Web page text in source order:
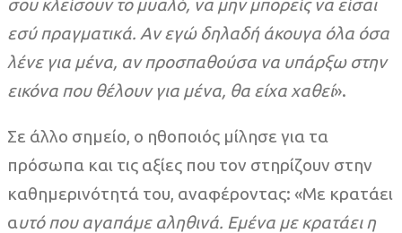
σου κλείσουν το μυαλό, να μην μπορείς να είσαι
εσύ πραγματικά. Αν εγώ δηλαδή άκουγα όλα όσα
λένε για μένα, αν προσπαθούσα να υπάρξω στην
εικόνα που θέλουν για μένα, θα είχα χαθεί».
Σε άλλο σημείο, ο ηθοποιός μίλησε για τα
πρόσωπα και τις αξίες που τον στηρίζουν στην
καθημερινότητά του, αναφέροντας: «Με κρατάει
αυτό που αγαπάμε αληθινά. Εμένα με κρατάει η